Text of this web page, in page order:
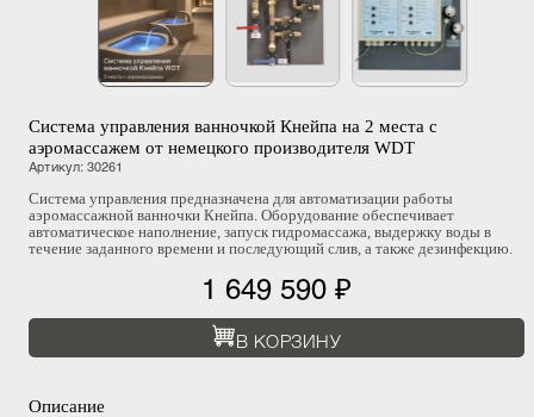
Система управления ванночкой Кнейпа на 2 места с
аэромассажем от немецкого производителя WDT
Артикул: 30261
Система управления предназначена для автоматизации работы
аэромассажной ванночки Кнейпа. Оборудование обеспечивает
автоматическое наполнение, запуск гидромассажа, выдержку воды в
течение заданного времени и последующий слив, а также дезинфекцию.
1 649 590 ₽
В КОРЗИНУ
Описание